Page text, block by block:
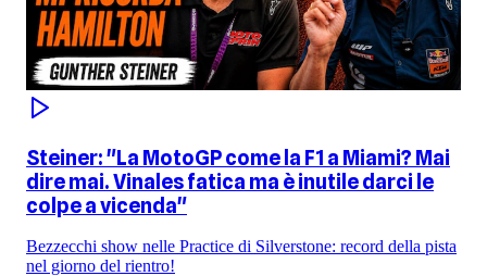
Steiner: "La MotoGP come la F1 a Miami? Mai
dire mai. Vinales fatica ma è inutile darci le
colpe a vicenda"
Bezzecchi show nelle Practice di Silverstone: record della pista
nel giorno del rientro!